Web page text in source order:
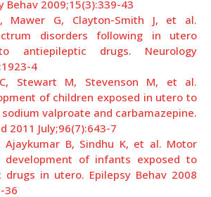
Behav 2009;15(3):339-43
Mawer G, Clayton-Smith J, et al.
disorders following in utero
antiepileptic drugs. Neurology
4
C, Stewart M, Stevenson M, et al.
of children exposed in utero to
valproate and carbamazepine.
2011 July;96(7):643-7
Ajaykumar B, Sindhu K, et al. Motor
development of infants exposed to
drugs in utero. Epilepsy Behav 2008
36